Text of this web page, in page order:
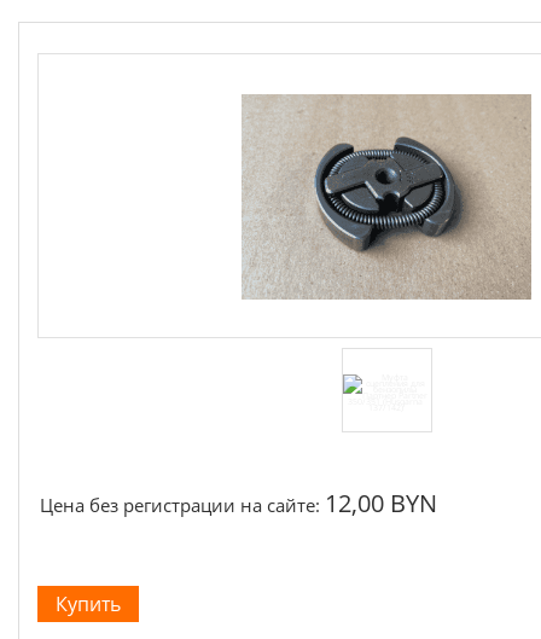
Щётки, щёточные узлы
Цена без регистрации на сайте: 12,00 BYN